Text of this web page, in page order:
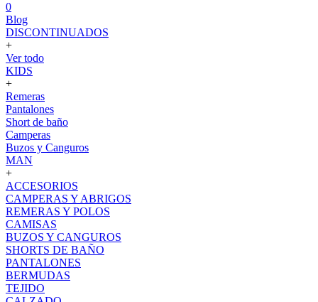
0
Blog
DISCONTINUADOS
+
Ver todo
KIDS
+
Remeras
Pantalones
Short de baño
Camperas
Buzos y Canguros
MAN
+
ACCESORIOS
CAMPERAS Y ABRIGOS
REMERAS Y POLOS
CAMISAS
BUZOS Y CANGUROS
SHORTS DE BAÑO
PANTALONES
BERMUDAS
TEJIDO